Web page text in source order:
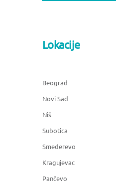
Lokacije
Beograd
Novi Sad
Niš
Subotica
Smederevo
Kragujevac
Pančevo